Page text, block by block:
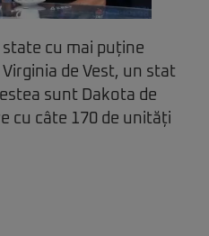
state cu mai puține
de Vest, un stat
sunt Dakota de
cu câte 170 de unități